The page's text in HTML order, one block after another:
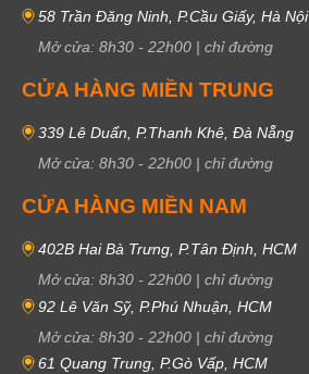
58 Trần Đăng Ninh, P.Cầu Giấy, Hà Nội
Mở cửa: 8h30 - 22h00 | chỉ đường
CỬA HÀNG MIỀN TRUNG
339 Lê Duẩn, P.Thanh Khê, Đà Nẵng
Mở cửa: 8h30 - 22h00 | chỉ đường
CỬA HÀNG MIỀN NAM
402B Hai Bà Trưng, P.Tân Định, HCM
Mở cửa: 8h30 - 22h00 | chỉ đường
92 Lê Văn Sỹ, P.Phú Nhuận, HCM
Mở cửa: 8h30 - 22h00 | chỉ đường
61 Quang Trung, P.Gò Vấp, HCM